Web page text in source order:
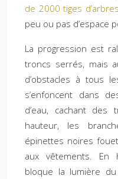
de 2000 tiges
peu ou pas d’espace
La progression est
troncs serrés, mais
d’obstacles à tous
s’enfoncent dans
d’eau, cachant
hauteur, les
épinettes noires
aux vêtements. En
bloque la lumière